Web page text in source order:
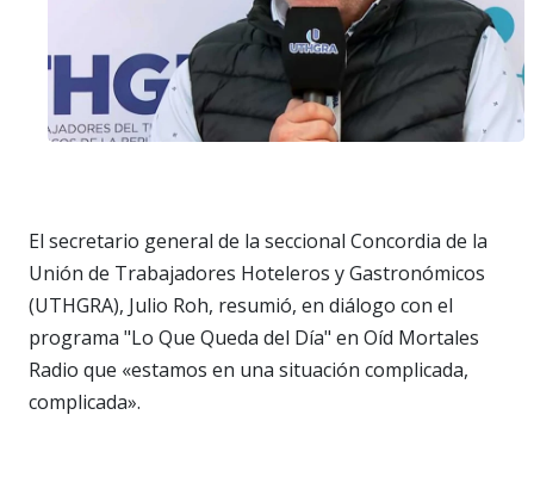
El secretario general de la seccional Concordia de la
Unión de Trabajadores Hoteleros y Gastronómicos
(UTHGRA), Julio Roh, resumió, en diálogo con el
programa "Lo Que Queda del Día" en Oíd Mortales
Radio que «estamos en una situación complicada,
complicada».